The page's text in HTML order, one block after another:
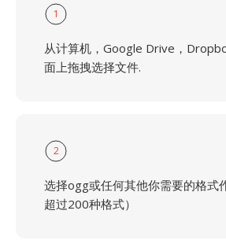
1
从计算机，Google Drive，
面上拖拽选择文件.
2
选择ogg或任何其他你需要的格式
超过200种格式）